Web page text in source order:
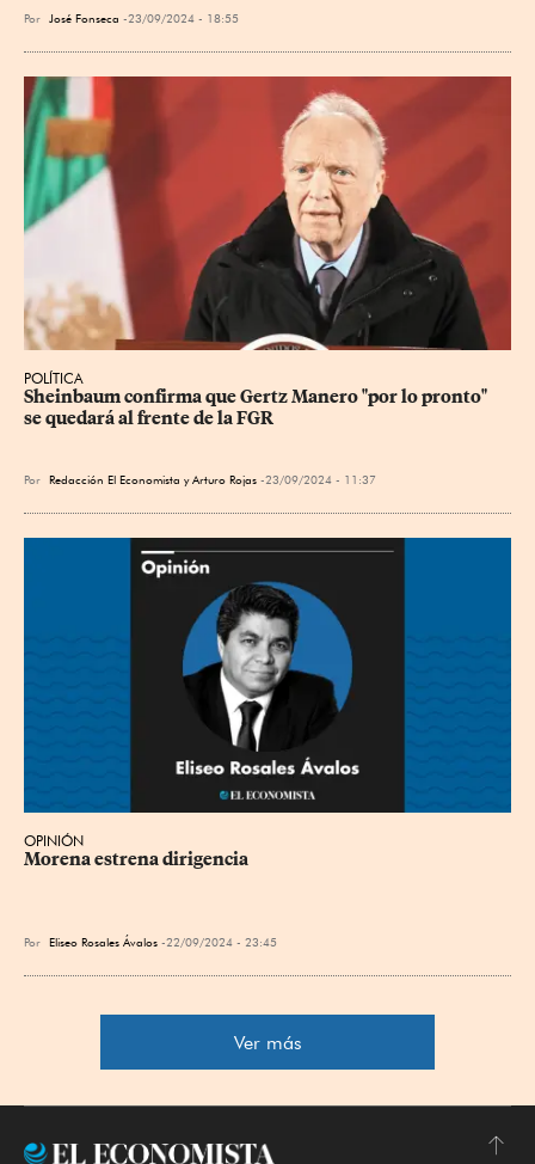
Por José Fonseca 23/09/2024 - 18:55
POLÍTICA
Sheinbaum confirma que Gertz Manero "por lo pronto"
se quedará al frente de la FGR
Por Redacción El Economista yArturo Rojas 23/09/2024 - 11:37
OPINIÓN
Morena estrena dirigencia
Por Eliseo Rosales Ávalos 22/09/2024 - 23:45
Ver más